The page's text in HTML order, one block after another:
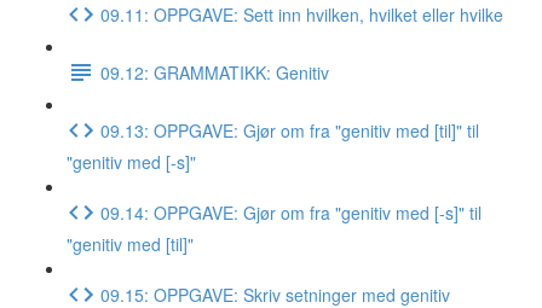
09.11: OPPGAVE: Sett inn hvilken, hvilket eller hvilke
09.12: GRAMMATIKK: Genitiv
09.13: OPPGAVE: Gjør om fra "genitiv med [til]" til
"genitiv med [-s]"
09.14: OPPGAVE: Gjør om fra "genitiv med [-s]" til
"genitiv med [til]"
09.15: OPPGAVE: Skriv setninger med genitiv